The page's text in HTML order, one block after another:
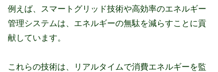
例えば、スマートグリッド技術や高効率のエネルギー
管理システムは、エネルギーの無駄を減らすことに貢
献しています。
これらの技術は、リアルタイムで消費エネルギーを監